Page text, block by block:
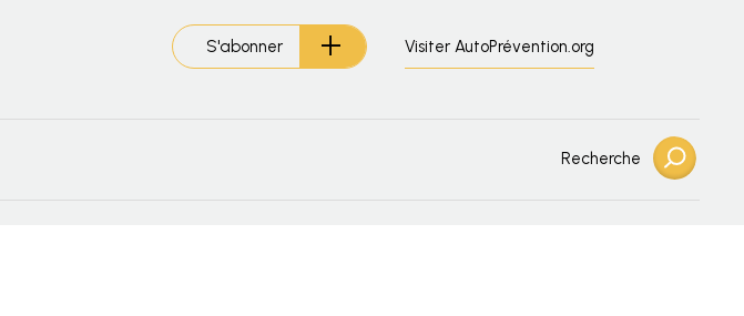
S'abonner Visiter AutoPrévention.org
Recherche